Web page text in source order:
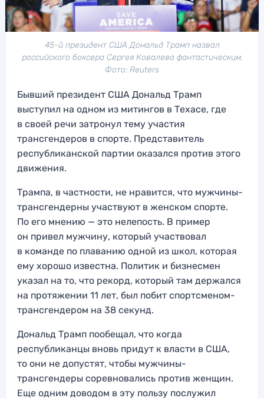
45-й президент США Дональд Трамп назвал
российского боксера Сергея Ковалева фантастическим.
Фото: Reuters
Бывший президент США Дональд Трамп
выступил на одном из митингов в Техасе, где
в своей речи затронул тему участия
трансгендеров в спорте. Представитель
республиканской партии оказался против этого
движения.
Трампа, в частности, не нравится, что мужчины-
трансгендерны участвуют в женском спорте.
По его мнению — это нелепость. В пример
он привел мужчину, который участвовал
в команде по плаванию одной из школ, которая
ему хорошо известна. Политик и бизнесмен
указал на то, что рекорд, который там держался
на протяжении 11 лет, был побит спортсменом-
трансгендером на 38 секунд.
Дональд Трамп пообещал, что когда
республиканцы вновь придут к власти в США,
то они не допустят, чтобы мужчины-
трансгендеры соревновались против женщин.
Еще одним доводом в эту пользу послужил